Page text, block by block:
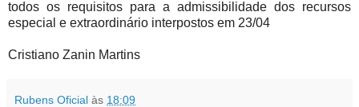
todos os requisitos para a admissibilidade dos recursos
especial e extraordinário interpostos em 23/04
Cristiano Zanin Martins
Rubens Oficial às 18:09